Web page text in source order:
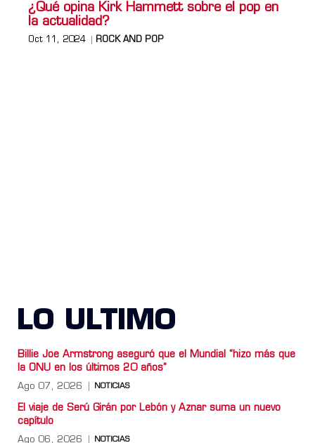
¿Qué opina Kirk Hammett sobre el pop en
la actualidad?
Oct 11, 2024 ROCK AND POP
LO ULTIMO
Billie Joe Armstrong aseguró que el Mundial “hizo más que
la ONU en los últimos 20 años”
Ago 07, 2026 NOTICIAS
El viaje de Serú Girán por Lebón y Aznar suma un nuevo
capítulo
Ago 06, 2026 NOTICIAS